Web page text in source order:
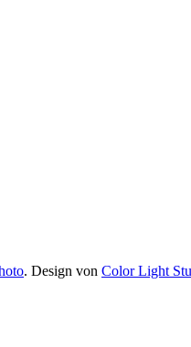
. Design von Color Light